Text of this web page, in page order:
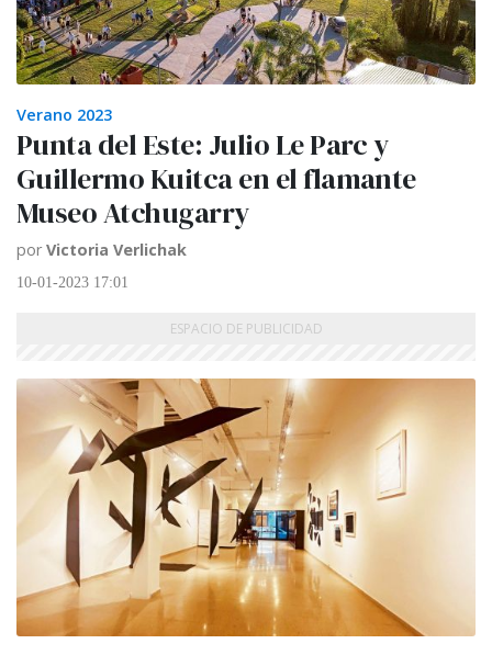
Verano 2023
Punta del Este: Julio Le Parc y
Guillermo Kuitca en el flamante
Museo Atchugarry
porVictoria Verlichak
10-01-2023 17:01